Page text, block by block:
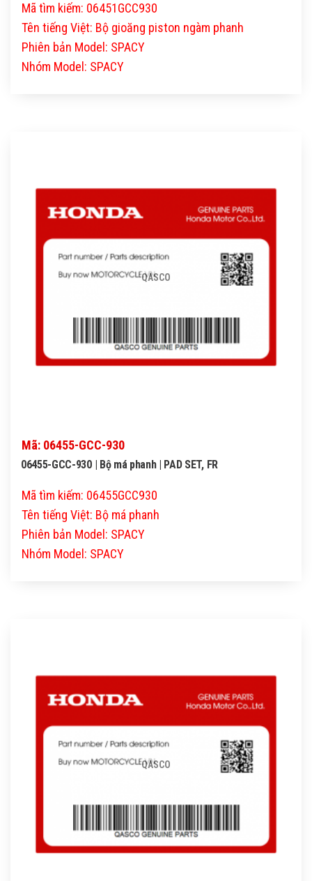
Mã tìm kiếm: 06451GCC930
Tên tiếng Việt: Bộ gioăng piston ngàm phanh
Phiên bản Model: SPACY
Nhóm Model: SPACY
QASCO
Mã: 06455-GCC-930
06455-GCC-930 | Bộ má phanh | PAD SET, FR
Mã tìm kiếm: 06455GCC930
Tên tiếng Việt: Bộ má phanh
Phiên bản Model: SPACY
Nhóm Model: SPACY
QASCO